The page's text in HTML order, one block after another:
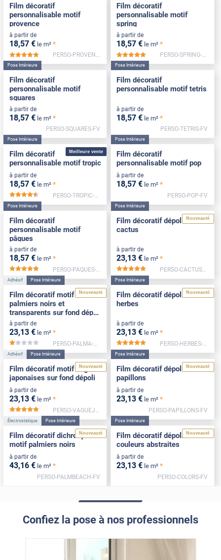
Film décoratif
personnalisable motif
provence
à partir de
18,57 € le m² *
*****
PERSO-PROVENCE-FV
Film décoratif
personnalisable motif
spring
à partir de
18,57 € le m² *
*****
PERSO-SPRING-FV
Pose Intérieure
Film décoratif
personnalisable motif
squares
à partir de
18,57 € le m² *
PERSO-SQUARES-FV
Pose Intérieure
Film décoratif
personnalisable motif tetris
à partir de
18,57 € le m² *
PERSO-TETRIS-FV
Meilleure vente
Pose Intérieure
Film décoratif
personnalisable motif tropic
à partir de
18,57 € le m² *
*****
PERSO-TROPIC-FV
Pose Intérieure
Film décoratif
personnalisable motif pop
à partir de
18,57 € le m² *
PERSO-POP-FV
Pose Intérieure
Film décoratif
personnalisable motif
pâques
à partir de
18,57 € le m² *
*****
PERSO-PAQUES-FV
Nouveauté
Pose Intérieure
Film décoratif dépoli motif
cactus
à partir de
23,13 € le m² *
*****
PERSO-CACTUS-FV
Nouveauté
Adhésif Pose Intérieure
Film décoratif motif
palmiers noirs et
transparents sur fond dépoli
blanc
à partir de
23,13 € le m² *
*****
PERSO-PALMA-FV
Nouveauté
Pose Intérieure
Film décoratif dépoli motif
herbes
à partir de
23,13 € le m² *
*****
PERSO-HERBES-FV
Nouveauté
Adhésif Pose Intérieure
Film décoratif motif vagues
japonaises sur fond dépoli
à partir de
23,13 € le m² *
*****
PERSO-VAGUEJAPON-FV
Nouveauté
Pose Intérieure
Film décoratif dépoli motif
papillons
à partir de
23,13 € le m² *
PERSO-PAPILLONS-FV
Nouveauté
Électrostatique Pose Intérieure
Film décoratif dichroïque
motif palmiers noirs
à partir de
43,16 € le m² *
PERSO-PALMBEACH-FV
Nouveauté
Pose Intérieure
Film décoratif dépoli motif
couleurs abstraites
à partir de
23,13 € le m² *
PERSO-COLORS-FV
Confiez la pose à nos professionnels